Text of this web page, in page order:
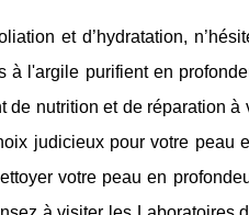
et d’hydratation,
l'argile purifient en
nutrition et de réparation
judicieux pour votre peau
votre peau en